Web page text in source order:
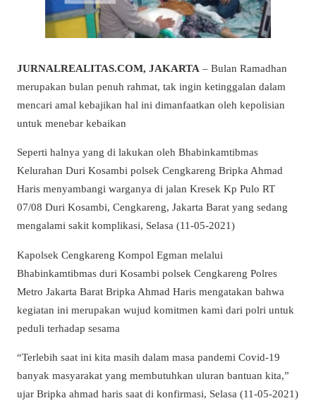
JURNALREALITAS.COM, JAKARTA – Bulan Ramadhan
merupakan bulan penuh rahmat, tak ingin ketinggalan dalam
mencari amal kebajikan hal ini dimanfaatkan oleh kepolisian
untuk menebar kebaikan
Seperti halnya yang di lakukan oleh Bhabinkamtibmas
Kelurahan Duri Kosambi polsek Cengkareng Bripka Ahmad
Haris menyambangi warganya di jalan Kresek Kp Pulo RT
07/08 Duri Kosambi, Cengkareng, Jakarta Barat yang sedang
mengalami sakit komplikasi, Selasa (11-05-2021)
Kapolsek Cengkareng Kompol Egman melalui
Bhabinkamtibmas duri Kosambi polsek Cengkareng Polres
Metro Jakarta Barat Bripka Ahmad Haris mengatakan bahwa
kegiatan ini merupakan wujud komitmen kami dari polri untuk
peduli terhadap sesama
“Terlebih saat ini kita masih dalam masa pandemi Covid-19
banyak masyarakat yang membutuhkan uluran bantuan kita,”
ujar Bripka ahmad haris saat di konfirmasi, Selasa (11-05-2021)